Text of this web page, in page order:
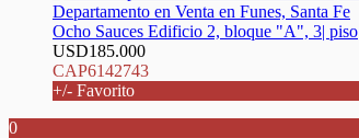
Departamento en Venta en Funes, Santa Fe
Ocho Sauces Edificio 2, bloque "A", 3| piso
USD185.000
CAP6142743
+/- Favorito
0